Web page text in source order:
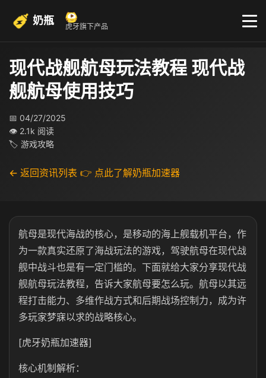
奶瓶 虎牙旗下产品
现代战舰航母玩法教程 现代战
舰航母使用技巧
📅 04/27/2025
👁 2.1k 阅读
🏷 游戏攻略
← 返回资讯列表 👉 点此了解奶瓶加速器
航母是现代海战的核心，是移动的海上舰载机平台，作
为一款真实还原了海战玩法的游戏，驾驶航母在现代战
舰中战斗也是有一定门槛的。下面就给大家分享现代战
舰航母玩法教程，告诉大家航母要怎么玩。航母以其远
程打击能力、多维作战方式和后期战场控制力，成为许
多玩家梦寐以求的战略核心。
[虎牙奶瓶加速器]
核心机制解析：